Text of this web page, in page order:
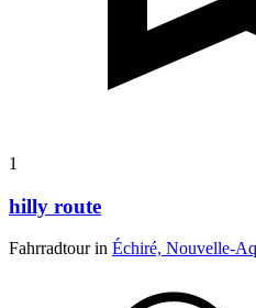
1
hilly route
Fahrradtour in Échiré, Nouvelle-